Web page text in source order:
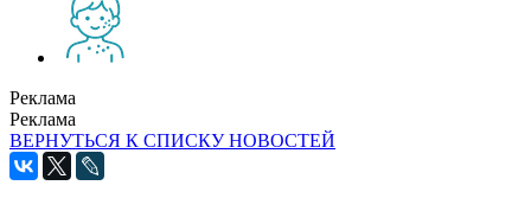
Реклама
Реклама
ВЕРНУТЬСЯ К СПИСКУ НОВОСТЕЙ